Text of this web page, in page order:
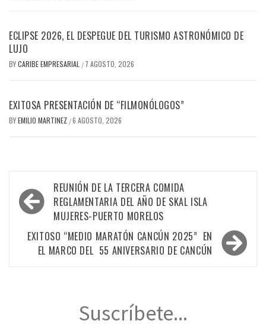
ECLIPSE 2026, EL DESPEGUE DEL TURISMO ASTRONÓMICO DE
LUJO
BYCARIBE EMPRESARIAL / 7 AGOSTO, 2026
EXITOSA PRESENTACIÓN DE “FILMONÓLOGOS”
BYEMILIO MARTINEZ /6 AGOSTO, 2026
Navegación
de
entradas
REUNIÓN DE LA TERCERA COMIDA
REGLAMENTARIA DEL AÑO DE SKAL ISLA
MUJERES-PUERTO MORELOS
EXITOSO “MEDIO MARATÓN CANCÚN 2025” EN
EL MARCO DEL 55 ANIVERSARIO DE CANCÚN
Suscríbete...